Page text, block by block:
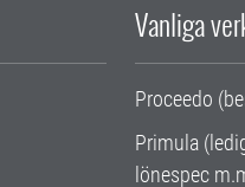
Vanliga
Proceedo
Primula
lönespec